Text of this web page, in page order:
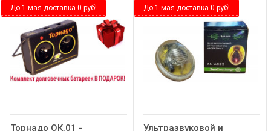
До 1 мая доставка 0 руб!
Торнадо ОК.01 -
До 1 мая доставка 0 руб!
Ультразвуковой и